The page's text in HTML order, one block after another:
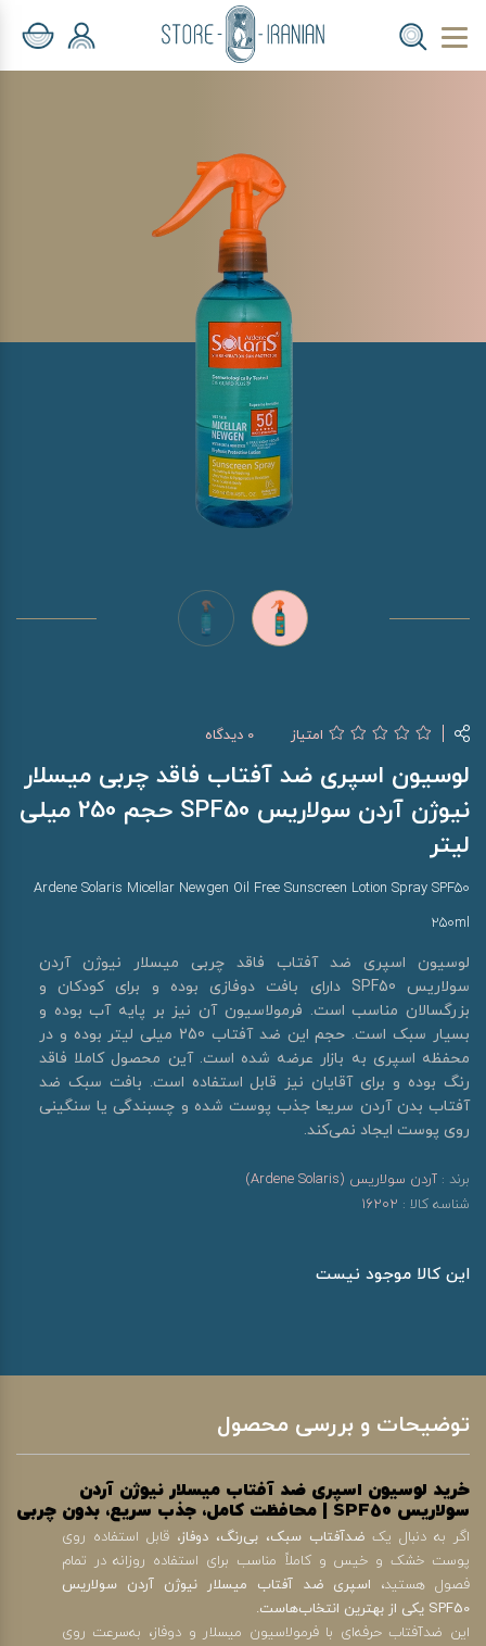
امتیاز 0 دیدگاه
لوسیون اسپری ضد آفتاب فاقد چربی میسلار
نیوژن آردن سولاریس SPF50 حجم 250 میلی
لیتر
Ardene Solaris Micellar Newgen Oil Free Sunscreen Lotion Spray SPF50
250ml
لوسیون اسپری ضد آفتاب فاقد چربی میسلار نیوژن آردن
سولاریس SPF50 دارای بافت دوفازی بوده و برای کودکان و
بزرگسالان مناسب است. فرمولاسیون آن نیز بر پایه آب بوده و
بسیار سبک است. حجم این ضد آفتاب 250 میلی لیتر بوده و در
محفظه اسپری به بازار عرضه شده است. آین محصول کاملا فاقد
رنگ بوده و برای آقایان نیز قابل استفاده است. بافت سبک ضد
آفتاب بدن آردن سریعا جذب پوست شده و چسبندگی یا سنگینی
روی پوست ایجاد نمی‌کند.
برند : آردن سولاریس (Ardene Solaris)
شناسه کالا : 16202
این کالا موجود نیست
توضیحات و بررسی محصول
خرید لوسیون اسپری ضد آفتاب میسلار نیوژن آردن
سولاریس SPF50 | محافظت کامل، جذب سریع، بدون چربی
اگر به دنبال یک ضدآفتاب سبک، بی‌رنگ، دوفاز، قابل استفاده روی
پوست خشک و خیس و کاملاً مناسب برای استفاده روزانه در تمام
فصول هستید، اسپری ضد آفتاب میسلار نیوژن آردن سولاریس
SPF50 یکی از بهترین انتخاب‌هاست.
این ضدآفتاب حرفه‌ای با فرمولاسیون میسلار و دوفاز، به‌سرعت روی